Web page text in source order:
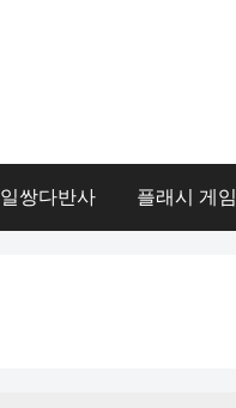
일쌍다반사 플래시 게임